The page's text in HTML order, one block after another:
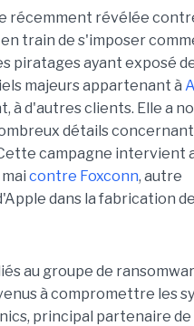
récemment révélée
train de s'imposer
piratages ayant exposé
majeurs appartenant à
à d'autres clients. Elle a
détails
campagne intervient
contre Foxconn, autre
dans la fabrication
au groupe de
à compromettre les
principal partenaire de